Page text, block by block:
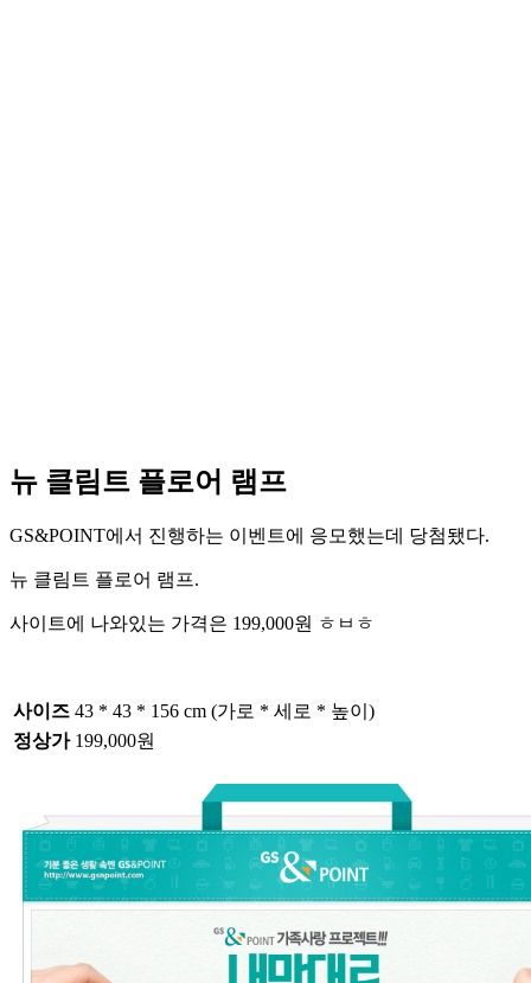
뉴 클림트 플로어 램프
GS&POINT에서 진행하는 이벤트에 응모했는데 당첨됐다.
뉴 클림트 플로어 램프.
사이트에 나와있는 가격은 199,000원 ㅎㅂㅎ
사이즈 43 * 43 * 156 cm (가로 * 세로 * 높이)
정상가 199,000원